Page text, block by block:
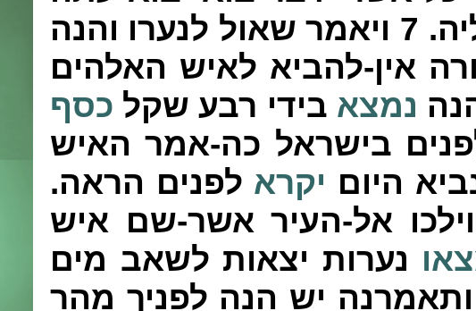
7 ויאמר שאול לנערו והנה
אין-להביא לאיש האלהים
נמצא בידי רבע שקל כסף
בישראל כה-אמר האיש
היום יקרא לפנים הראה.
אל-העיר אשר-שם איש
נערות יצאות לשאב מים
יש הנה לפניך מהר